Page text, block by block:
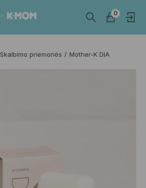
0
Skalbimo priemonės
Mother-K DIA